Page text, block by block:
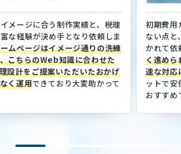
メージに合う制作実績と、税理
な経験が決め手となり依頼しま
ムページはイメージ通りの洗練
こちらのWeb知識に合わせた
計をご提案いただいたおかげ
く運用できており大変助かって
初期費用
ない点と
かれて依
く進めら
速な対応
ットで安
おすすめ